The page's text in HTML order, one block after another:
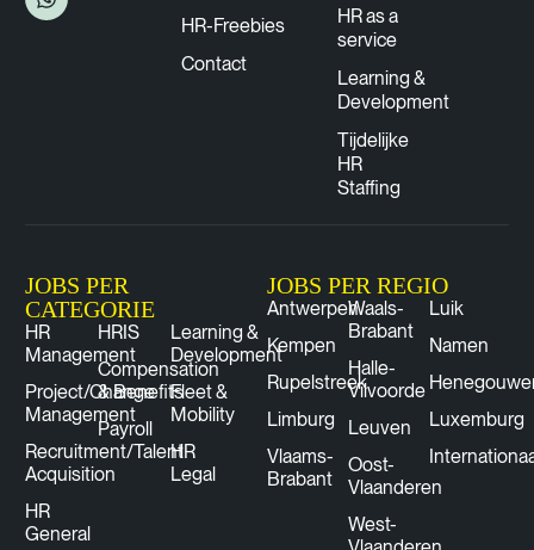
HR-Freebies
Contact
HR as a
service
Learning &
Development
Tijdelijke
HR
Staffing
JOBS PER
CATEGORIE
HR
Management
Project/Change
Management
Recruitment/Talent
Acquisition
HR
General
HRIS
Compensation
& Benefits
Payroll
Learning &
Development
Fleet &
Mobility
HR
Legal
JOBS PER REGIO
Antwerpen
Kempen
Rupelstreek
Limburg
Vlaams-
Brabant
Waals-
Brabant
Halle-
Vilvoorde
Leuven
Oost-
Vlaanderen
West-
Luik
Namen
Luxemburg